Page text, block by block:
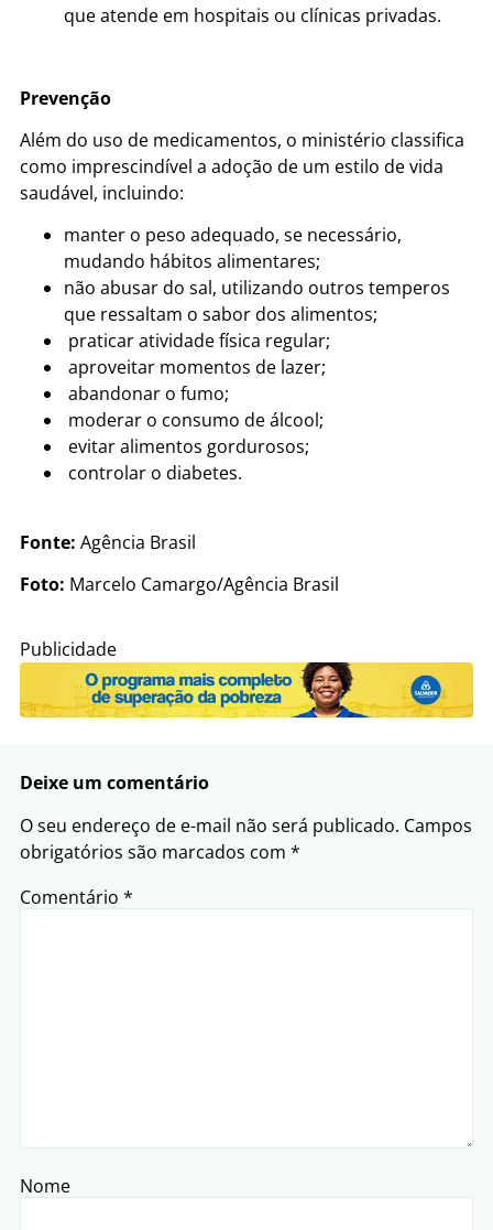
que atende em hospitais ou clínicas privadas.
Prevenção
Além do uso de medicamentos, o ministério classifica
como imprescindível a adoção de um estilo de vida
saudável, incluindo:
manter o peso adequado, se necessário,
mudando hábitos alimentares;
não abusar do sal, utilizando outros temperos
que ressaltam o sabor dos alimentos;
praticar atividade física regular;
aproveitar momentos de lazer;
abandonar o fumo;
moderar o consumo de álcool;
evitar alimentos gordurosos;
controlar o diabetes.
Fonte: Agência Brasil
Foto: Marcelo Camargo/Agência Brasil
Publicidade
Deixe um comentário
O seu endereço de e-mail não será publicado. Campos
obrigatórios são marcados com *
Comentário *
Nome